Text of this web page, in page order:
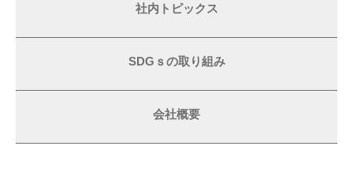
社内トピックス
SDGｓの取り組み
会社概要